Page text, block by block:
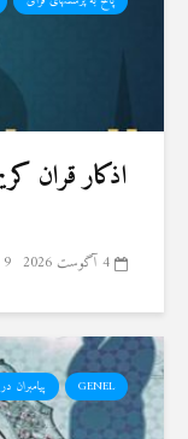
اذکار قران
4 آگوست 2026 9 نمایش ها
GENEL پیامبران